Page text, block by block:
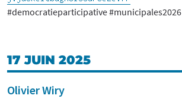
#democratieparticipative #municipales2026
17 JUIN 2025
Olivier Wiry